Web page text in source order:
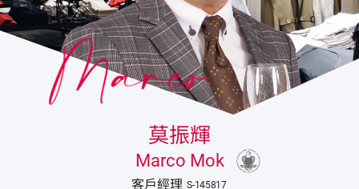
莫振輝
Marco Mok
客戶經理 S-145817